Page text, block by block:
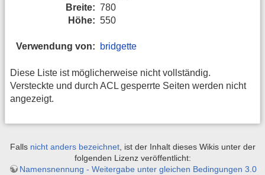
Breite: 780
Höhe: 550
Verwendung von: bridgette
Diese Liste ist möglicherweise nicht vollständig.
Versteckte und durch ACL gesperrte Seiten werden nicht
angezeigt.
Falls nicht anders bezeichnet, ist der Inhalt dieses Wikis unter der
folgenden Lizenz veröffentlicht:
Namensnennung - Weitergabe unter gleichen Bedingungen 3.0